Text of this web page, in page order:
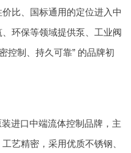
比、国标通用的定位进入中
环保等领域提供泵、工业阀
控制、持久可靠” 的品牌初
进口中端流体控制品牌，主
艺精密，采用优质不锈钢、